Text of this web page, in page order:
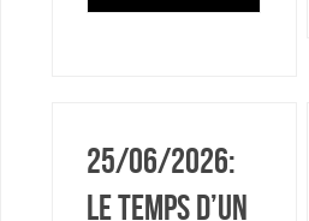
25/06/2026:
Le temps d’un